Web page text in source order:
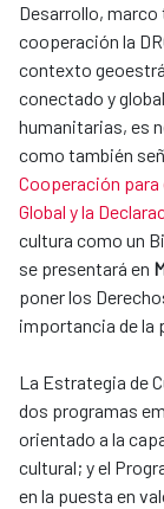
Desarrollo,
cooperación la
contexto
conectado y
humanitarias, es
como también
Cooperación para
Global y la
cultura como un
se presentará en
poner los
importancia de la
La Estrategia de
dos programas
orientado a la
cultural; y el
en la puesta en